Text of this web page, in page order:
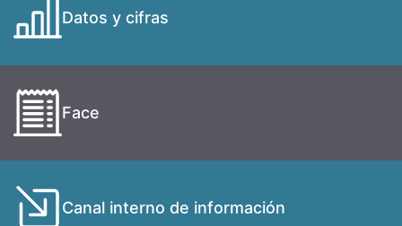
Datos y cifras
Face
Canal interno de información